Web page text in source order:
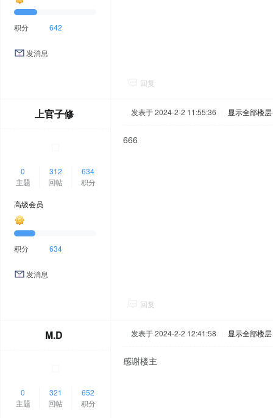
积分 642
发消息
回复
上官子修
0
主题
312
回帖
634
积分
高级会员
积分 634
发消息
发表于 2024-2-2 11:55:36 显示全部楼层
666
回复
M.D
0
主题
321
回帖
652
积分
发表于 2024-2-2 12:41:58 显示全部楼层
感谢楼主